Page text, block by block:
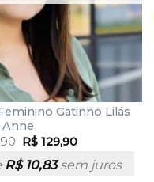
Gatinho Lilás
Anne
R$129,90
R$10,83sem juros